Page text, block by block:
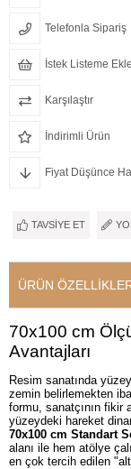
Telefonla Sipariş
İstek Listeme Ekle
Karşılaştır
İndirimli Ürün
Fiyat Düşünce
TAVSIYE ET
ÜRÜN
70x100 cm
Avantajları
Resim sanatında
zemin belirlemekten
formu, sanatçının fikir
yüzeydeki hareket
70x100 cm Standart
alanı ile hem atölye
en çok tercih edilen